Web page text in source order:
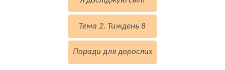
Тема 2. Тиждень 8
Поради для дорослих